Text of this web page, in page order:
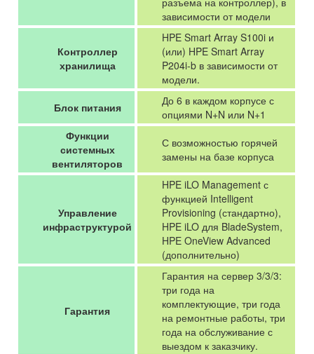
зависимости от модели
Контроллер
хранилища
HPE Smart Array S100i и
(или) HPE Smart Array
P204i-b в зависимости от
модели.
Блок питания
До 6 в каждом корпусе с
опциями N+N или N+1
Функции
системных
вентиляторов
С возможностью горячей
замены на базе корпуса
Управление
инфраструктурой
HPE iLO Management с
функцией Intelligent
Provisioning (стандартно),
HPE iLO для BladeSystem,
HPE OneView Advanced
(дополнительно)
Гарантия
Гарантия на сервер 3/3/3:
три года на
комплектующие, три года
на ремонтные работы, три
года на обслуживание с
выездом к заказчику.